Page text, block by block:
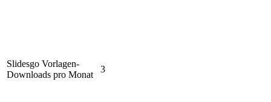
Slidesgo Vorlagen-
Downloads pro Monat
3